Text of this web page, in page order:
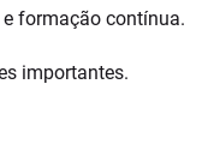
formação contínua.
importantes.